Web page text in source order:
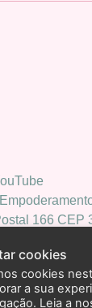
166 CEP
cookies
cookies
a sua
Leia a